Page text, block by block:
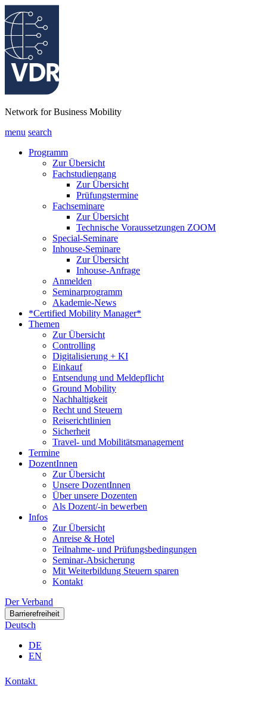
Network for Business Mobility
menu search
Programm
Zur Übersicht
Fachstudiengang
Zur Übersicht
Prüfungstermine
Fachseminare
Zur Übersicht
Technische Voraussetzungen ZOOM
Special-Seminare
Inhouse-Seminare
Zur Übersicht
Inhouse-Anfrage
Anmelden
Seminarprogramm
Akademie-News
*Certified Mobility Manager*
Themen
Zur Übersicht
Controlling
Digitalisierung + KI
Einkauf
Entsendung und Meldepflicht
Ground Mobility
Nachhaltigkeit
Recht und Steuern
Reiserichtlinien
Sicherheit
Travel- und Mobilitätsmanagement
Termine
DozentInnen
Zur Übersicht
Unsere DozentInnen
Über unsere Dozenten
Als Dozent/-in bewerben
Infos
Zur Übersicht
Anreise & Hotel
Teilnahme- und Prüfungsbedingungen
Seminar-Absicherung
Mit Weiterbildung Steuern sparen
Kontakt
Der Verband
Barrierefreiheit
Deutsch
DE
EN
Kontakt